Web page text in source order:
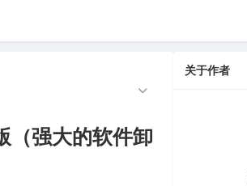
强大的软件卸
关于作者